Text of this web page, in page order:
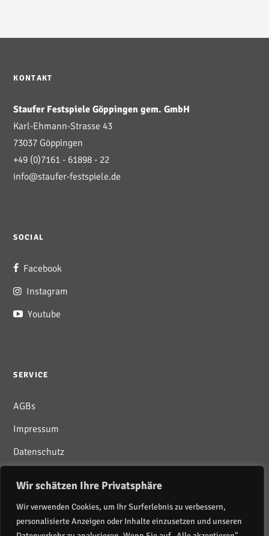
Wir schätzen Ihre Privatsphäre
Wir verwenden Cookies, um Ihr Surferlebnis zu verbessern,
personalisierte Anzeigen oder Inhalte einzusetzen und unseren
KONTAKT
Staufer Festspiele Göppingen gem. GmbH
Karl-Ehmann-Strasse 43
73037 Göppingen
+49 (0)7161 - 61898 - 22
info@staufer-festspiele.de
SOCIAL
Facebook
Instagram
Youtube
SERVICE
AGBs
Impressum
Datenschutz
Newsletter abonnieren